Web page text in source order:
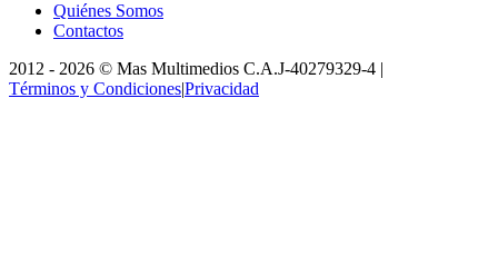
Quiénes Somos
Contactos
2012 - 2026 © Mas Multimedios C.A.J-40279329-4 |
Términos y Condiciones|Privacidad